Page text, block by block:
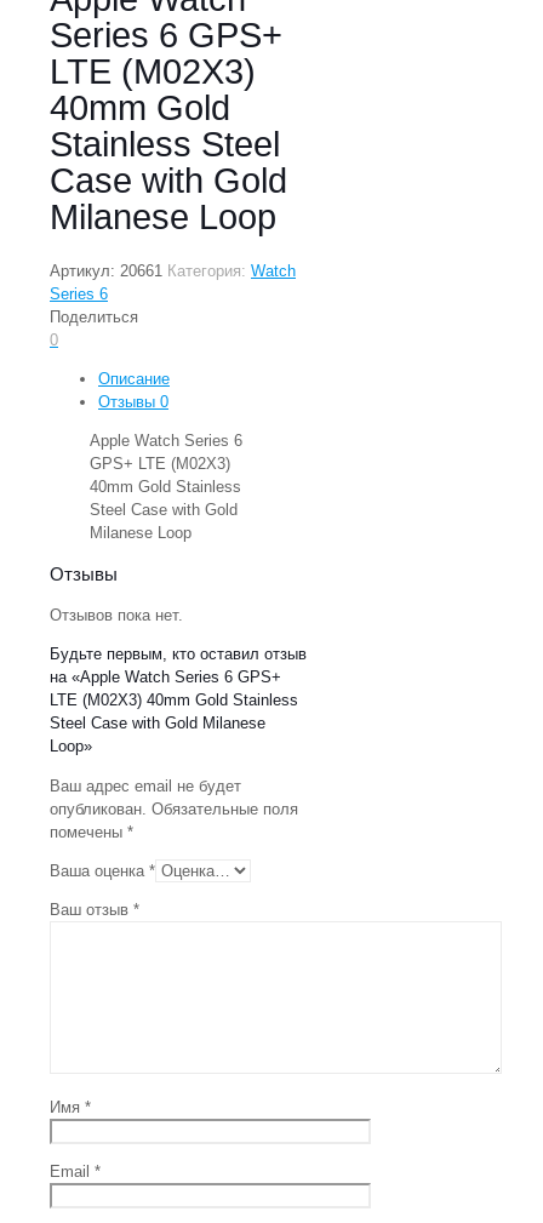
Series 6 GPS+
LTE (M02X3)
40mm Gold
Stainless Steel
Case with Gold
Milanese Loop
Артикул: 20661 Категория: Watch
Series 6
Поделиться
0
Описание
Отзывы 0
Apple Watch Series 6
GPS+ LTE (M02X3)
40mm Gold Stainless
Steel Case with Gold
Milanese Loop
Отзывы
Отзывов пока нет.
Будьте первым, кто оставил отзыв
на «Apple Watch Series 6 GPS+
LTE (M02X3) 40mm Gold Stainless
Steel Case with Gold Milanese
Loop»
Ваш адрес email не будет
опубликован. Обязательные поля
помечены *
Ваша оценка *
Ваш отзыв *
Имя *
Email *